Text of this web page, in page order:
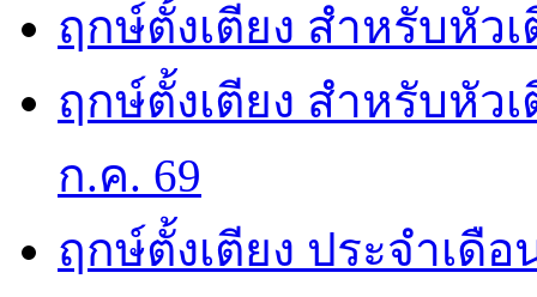
ฤกษ์ตั้งเตียง สำหรับหัว
ฤกษ์ตั้งเตียง สำหรับหัว
ก.ค. 69
ฤกษ์ตั้งเตียง ประจำเดือ